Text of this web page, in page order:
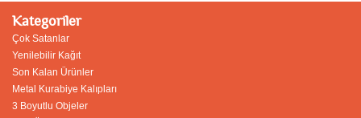
Kategoriler
Çok Satanlar
Yenilebilir Kağıt
Son Kalan Ürünler
Metal Kurabiye Kalıpları
3 Boyutlu Objeler